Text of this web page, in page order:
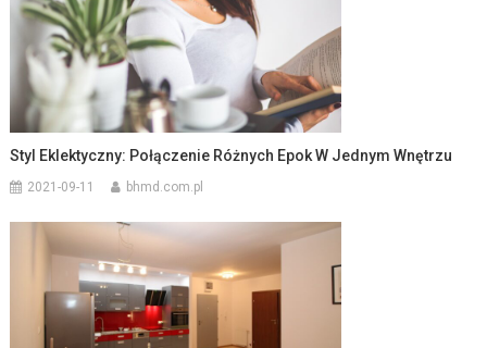
Styl Eklektyczny: Połączenie Różnych Epok W Jednym Wnętrzu
2021-09-11 bhmd.com.pl